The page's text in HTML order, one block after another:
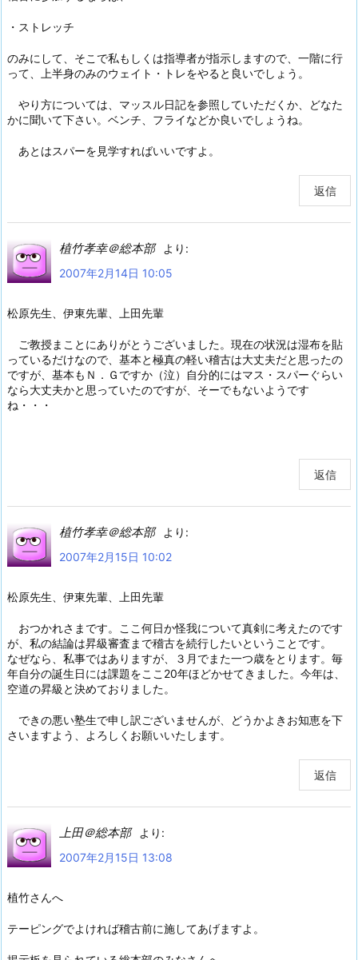
・ストレッチ
のみにして、そこで私もしくは指導者が指示しますので、一階に行
って、上半身のみのウェイト・トレをやると良いでしょう。
やり方については、マッスル日記を参照していただくか、どなた
かに聞いて下さい。ベンチ、フライなどか良いでしょうね。
あとはスパーを見学すればいいですよ。
返信
植竹孝幸＠総本部
より:
2007年2月14日 10:05
松原先生、伊東先輩、上田先輩
ご教授まことにありがとうございました。現在の状況は湿布を貼
っているだけなので、基本と極真の軽い稽古は大丈夫だと思ったの
ですが、基本もＮ．Ｇですか（泣）自分的にはマス・スパーぐらい
なら大丈夫かと思っていたのですが、そーでもないようです
ね・・・
返信
植竹孝幸＠総本部
より:
2007年2月15日 10:02
松原先生、伊東先輩、上田先輩
おつかれさまです。ここ何日か怪我について真剣に考えたのです
が、私の結論は昇級審査まで稽古を続行したいということです。
なぜなら、私事ではありますが、３月でまた一つ歳をとります。毎
年自分の誕生日には課題をここ20年ほどかせてきました。今年は、
空道の昇級と決めておりました。
できの悪い塾生で申し訳ございませんが、どうかよきお知恵を下
さいますよう、よろしくお願いいたします。
返信
上田＠総本部
より:
2007年2月15日 13:08
植竹さんへ
テーピングでよければ稽古前に施してあげますよ。